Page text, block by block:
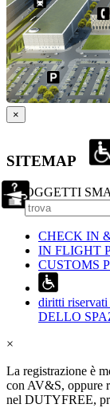
×
SITEMAP
OGGETTI
CHECK IN
IN FLIGHT
CUSTOMS
diritti
DELLO
×
La registrazione è
con AV&S, oppure
nel DUTYFREE,